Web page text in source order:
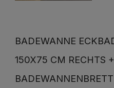
BADEWANNE
150X75 CM RECHTS